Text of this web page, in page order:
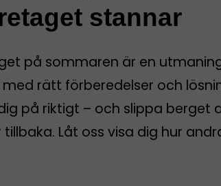
stannar
på sommaren är en
rätt förberedelser och
på riktigt – och slippa berget
Låt oss visa dig hur